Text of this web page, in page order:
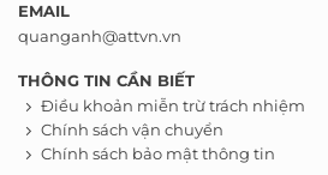
EMAIL
quanganh@attvn.vn
THÔNG TIN CẦN BIẾT
Điều khoản miễn trừ trách nhiệm
Chính sách vận chuyển
Chính sách bảo mật thông tin